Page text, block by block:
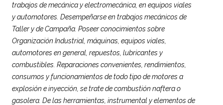
trabajos de mecánica y electromecánica, en equipos viales
y automotores. Desempeñarse en trabajos mecánicos de
Taller y de Campaña. Poseer conocimientos sobre
Organización Industrial, máquinas, equipos viales,
automotores en general, repuestos, lubricantes y
combustibles. Reparaciones convenientes, rendimientos,
consumos y funcionamientos de todo tipo de motores a
explosión e inyección, se trate de combustión naftera o
gasolera. De las herramientas, instrumental y elementos de